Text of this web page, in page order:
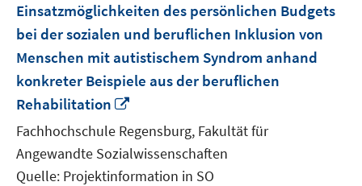
Einsatzmöglichkeiten des persönlichen Budgets
bei der sozialen und beruflichen Inklusion von
Menschen mit autistischem Syndrom anhand
konkreter Beispiele aus der beruflichen
Rehabilitation
neuem
Fenster
öffnen
Fachhochschule Regensburg, Fakultät für
Angewandte Sozialwissenschaften
Quelle: Projektinformation in SO